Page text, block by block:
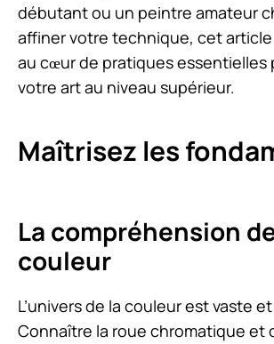
débutant ou un peintre amateur
affiner votre technique, cet
au cœur de pratiques essentielles
votre art au niveau supérieur.
Maîtrisez les
La compréhension
couleur
L’univers de la couleur est vaste
Connaître la roue chromatique et